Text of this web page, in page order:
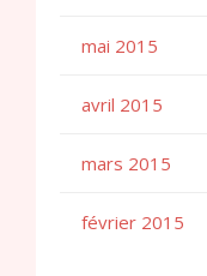
mai 2015
avril 2015
mars 2015
février 2015